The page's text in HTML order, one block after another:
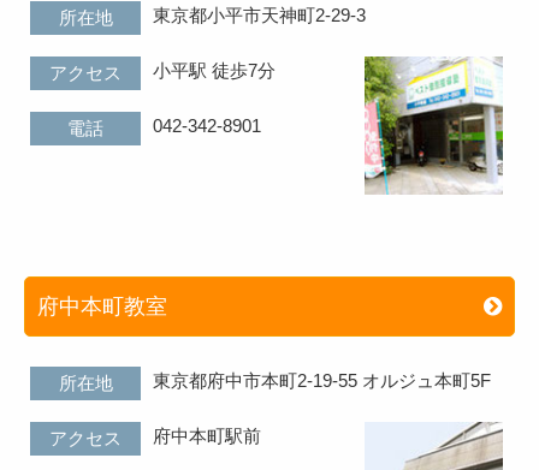
所在地 東京都小平市天神町2-29-3
アクセス 小平駅 徒歩7分
電話 042-342-8901
府中本町教室
所在地 東京都府中市本町2-19-55 オルジュ本町5F
アクセス 府中本町駅前